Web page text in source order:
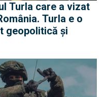
Turla care a vizat
Turla e o
geopolitică și